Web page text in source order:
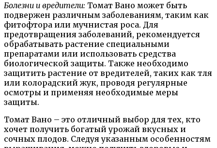
Болезни и вредители: Томат Вано может быть
подвержен различным заболеваниям, таким как
фитофтора или мучнистая роса. Для
предотвращения заболеваний, рекомендуется
обрабатывать растение специальными
препаратами или использовать средства
биологической защиты. Также необходимо
защитить растение от вредителей, таких как тля
или колорадский жук, проводя регулярные
осмотры и применяя необходимые меры
защиты.
Томат Вано – это отличный выбор для тех, кто
хочет получить богатый урожай вкусных и
сочных плодов. Следуя указанным особенностям